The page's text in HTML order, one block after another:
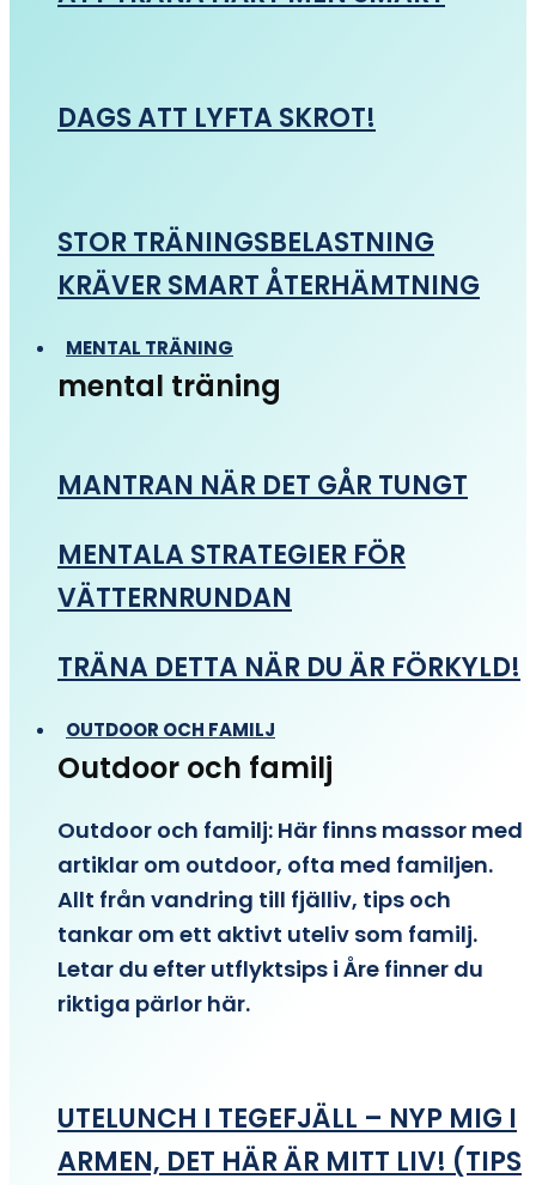
DAGS ATT LYFTA SKROT!
STOR TRÄNINGSBELASTNING
KRÄVER SMART ÅTERHÄMTNING
MENTAL TRÄNING
mental träning
MANTRAN NÄR DET GÅR TUNGT
MENTALA STRATEGIER FÖR
VÄTTERNRUNDAN
TRÄNA DETTA NÄR DU ÄR FÖRKYLD!
OUTDOOR OCH FAMILJ
Outdoor och familj
Outdoor och familj: Här finns massor med
artiklar om outdoor, ofta med familjen.
Allt från vandring till fjälliv, tips och
tankar om ett aktivt uteliv som familj.
Letar du efter utflyktsips i Åre finner du
riktiga pärlor här.
UTELUNCH I TEGEFJÄLL – NYP MIG I
ARMEN, DET HÄR ÄR MITT LIV! (TIPS